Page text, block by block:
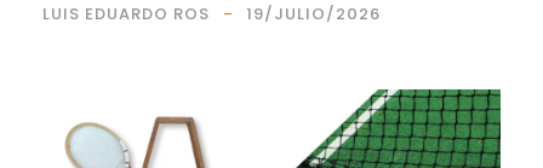
LUIS EDUARDO ROS 19/JULIO/2026